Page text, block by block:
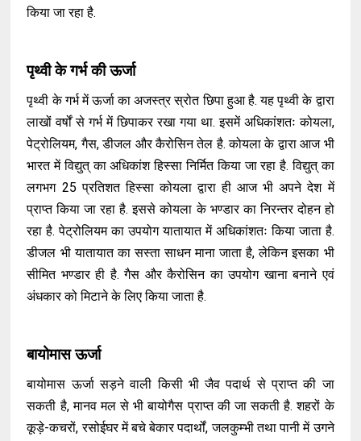
किया जा रहा है.
पृथ्वी के गर्भ की ऊर्जा
पृथ्वी के गर्भ में ऊर्जा का अजस्त्र स्रोत छिपा हुआ है. यह पृथ्वी के द्वारा
लाखों वर्षों से गर्भ में छिपाकर रखा गया था. इसमें अधिकांशतः कोयला,
पेट्रोलियम, गैस, डीजल और कैरोसिन तेल है. कोयला के द्वारा आज भी
भारत में विद्युत् का अधिकांश हिस्सा निर्मित किया जा रहा है. विद्युत् का
लगभग 25 प्रतिशत हिस्सा कोयला द्वारा ही आज भी अपने देश में
प्राप्त किया जा रहा है. इससे कोयला के भण्डार का निरन्तर दोहन हो
रहा है. पेट्रोलियम का उपयोग यातायात में अधिकांशतः किया जाता है.
डीजल भी यातायात का सस्ता साधन माना जाता है, लेकिन इसका भी
सीमित भण्डार ही है. गैस और कैरोसिन का उपयोग खाना बनाने एवं
अंधकार को मिटाने के लिए किया जाता है.
बायोमास ऊर्जा
बायोमास ऊर्जा सड़ने वाली किसी भी जैव पदार्थ से प्राप्त की जा
सकती है, मानव मल से भी बायोगैस प्राप्त की जा सकती है. शहरों के
कूड़े-कचरों, रसोईघर में बचे बेकार पदार्थों, जलकुम्भी तथा पानी में उगने